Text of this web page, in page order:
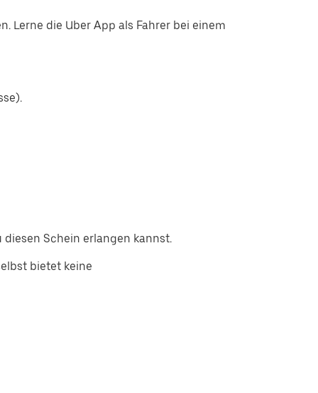
Lerne die Uber App als Fahrer bei einem
Schein erlangen kannst.
bietet keine